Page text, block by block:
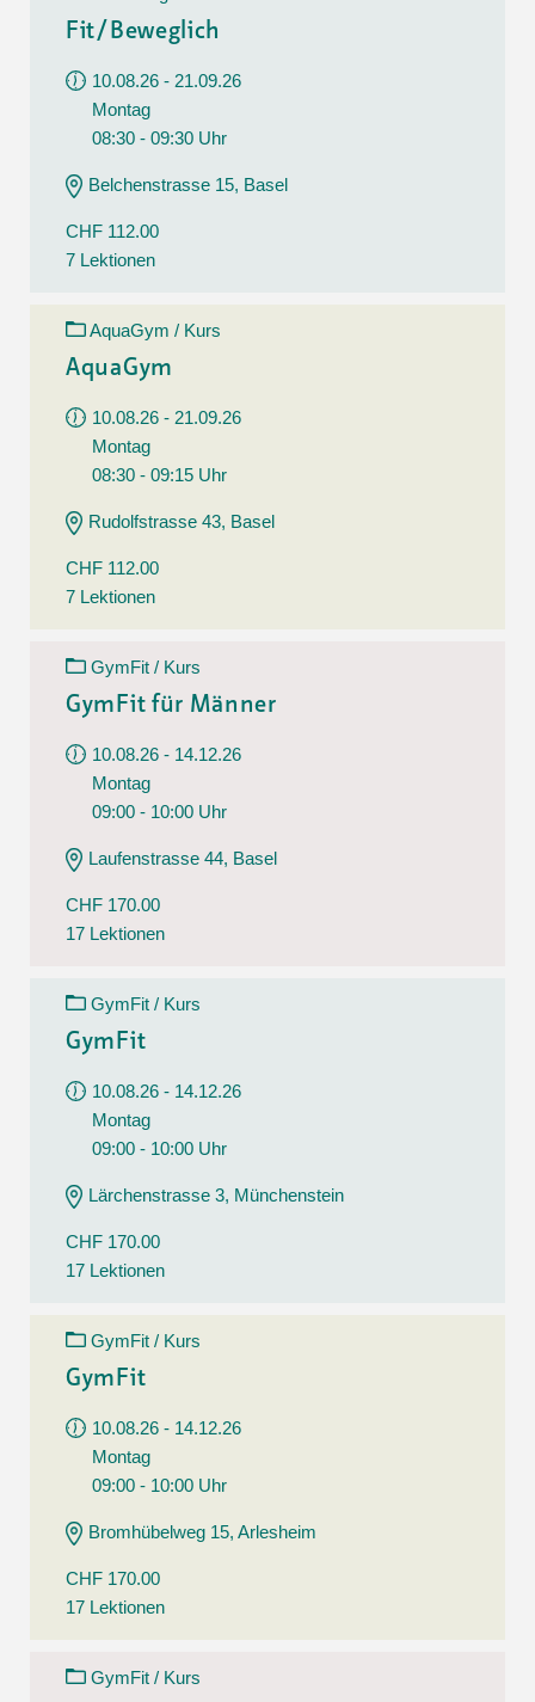
Fit/Beweglich
10.08.26 - 21.09.26
Montag
08:30 - 09:30 Uhr
Belchenstrasse 15, Basel
CHF 112.00
7 Lektionen
AquaGym / Kurs
AquaGym
10.08.26 - 21.09.26
Montag
08:30 - 09:15 Uhr
Rudolfstrasse 43, Basel
CHF 112.00
7 Lektionen
GymFit / Kurs
GymFit für Männer
10.08.26 - 14.12.26
Montag
09:00 - 10:00 Uhr
Laufenstrasse 44, Basel
CHF 170.00
17 Lektionen
GymFit / Kurs
GymFit
10.08.26 - 14.12.26
Montag
09:00 - 10:00 Uhr
Lärchenstrasse 3, Münchenstein
CHF 170.00
17 Lektionen
GymFit / Kurs
GymFit
10.08.26 - 14.12.26
Montag
09:00 - 10:00 Uhr
Bromhübelweg 15, Arlesheim
CHF 170.00
17 Lektionen
GymFit / Kurs